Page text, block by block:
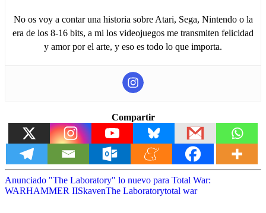
No os voy a contar una historia sobre Atari, Sega, Nintendo o la
era de los 8-16 bits, a mi los videojuegos me transmiten felicidad
y amor por el arte, y eso es todo lo que importa.
Compartir
Anunciado "The Laboratory" lo nuevo para Total War:
WARHAMMER IISkavenThe Laboratorytotal war